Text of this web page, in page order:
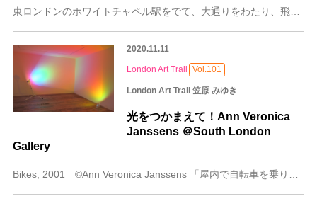
東ロンドンのホワイトチャペル駅をでて、大通りをわたり、飛び込み専用の仮設ワクチン接種会場であるワゴン車の並ぶNHS病院の前を通り越すと左手遠方に人集りが。その人
2020.11.11
London Art Trail Vol.101
London Art Trail 笠原 みゆき
光をつかまえて！Ann Veronica
Janssens ＠South London
Gallery
Bikes, 2001 ©Ann Veronica Janssens 「屋内で自転車を乗り回してはいけません！」と思わず叫びたくなるのですが、ここはアートギャラ